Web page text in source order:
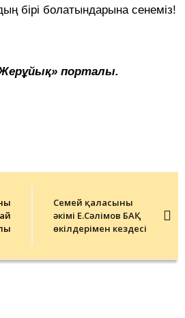
бірі болатындарына сенеміз!
порталы.
Семей қаласының
әкімі Е.Сәлімов БАҚ
өкілдерімен кездесі